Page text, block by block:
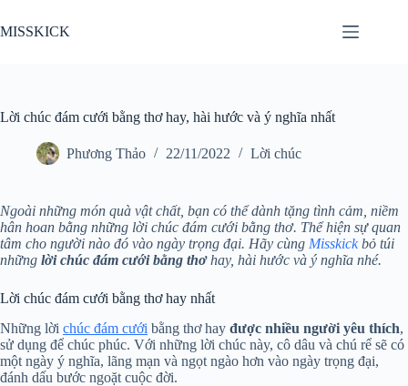
đến
phần
MISSKICK
Lời chúc đám cưới bằng thơ hay, hài hước và ý nghĩa nhất
Phương Thảo 22/11/2022 Lời chúc
Ngoài những món quà vật chất, bạn có thể dành tặng tình cảm, niềm
hân hoan bằng những lời chúc đám cưới bằng thơ. Thể hiện sự quan
tâm cho người nào đó vào ngày trọng đại. Hãy cùng Misskickbỏ túi
những lời chúc đám cưới bằng thơhay, hài hước và ý nghĩa nhé.
Lời chúc đám cưới bằng thơ hay nhất
Những lời chúc đám cưới bằng thơ hay được nhiều người yêu thích,
sử dụng để chúc phúc. Với những lời chúc này, cô dâu và chú rể sẽ có
một ngày ý nghĩa, lãng mạn và ngọt ngào hơn vào ngày trọng đại,
đánh dấu bước ngoặt cuộc đời.